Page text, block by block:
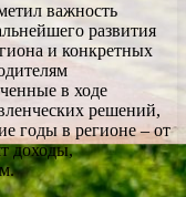
важность
развития
и конкретных
в ходе
решений,
годы в регионе – от
доходы,